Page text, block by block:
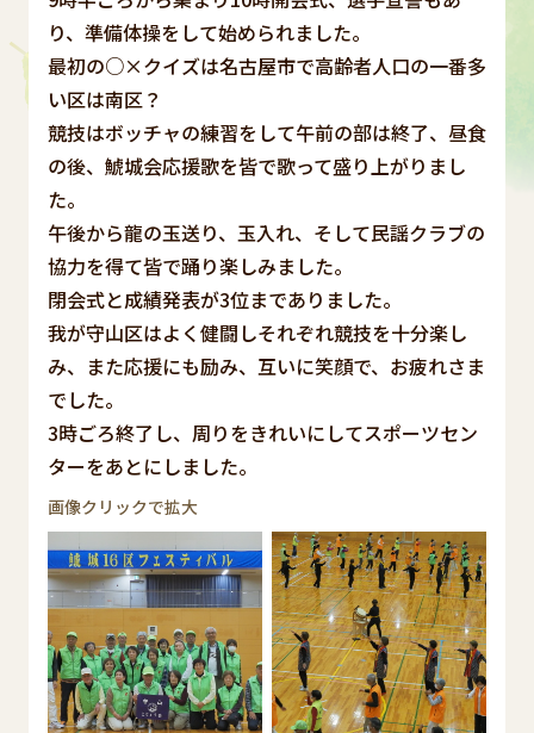
り、準備体操をして始められました。
最初の○×クイズは名古屋市で高齢者人口の一番多
い区は南区？
競技はボッチャの練習をして午前の部は終了、昼食
の後、鯱城会応援歌を皆で歌って盛り上がりまし
た。
午後から龍の玉送り、玉入れ、そして民謡クラブの
協力を得て皆で踊り楽しみました。
閉会式と成績発表が3位までありました。
我が守山区はよく健闘しそれぞれ競技を十分楽し
み、また応援にも励み、互いに笑顔で、お疲れさま
でした。
3時ごろ終了し、周りをきれいにしてスポーツセン
ターをあとにしました。
画像クリックで拡大